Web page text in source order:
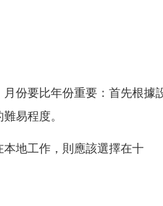
份要比年份重要：首先根
易程度。
地工作，則應該選擇在十